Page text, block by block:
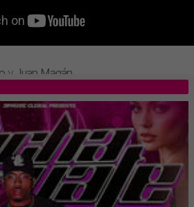
y Juan Magán